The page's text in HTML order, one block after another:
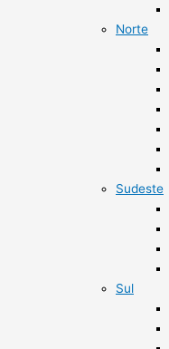
Norte
Sudeste
Sul